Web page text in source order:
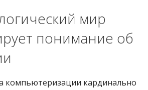
мир
понимание об
компьютеризации кардинально